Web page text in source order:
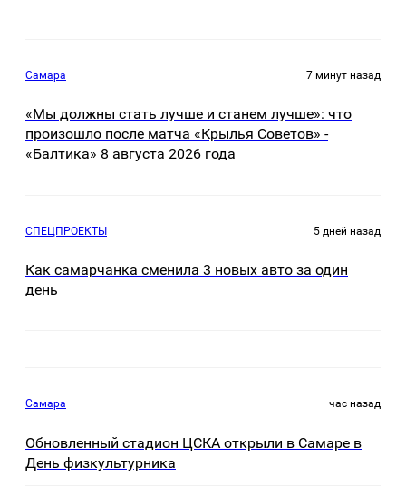
Самара 7 минут назад
«Мы должны стать лучше и станем лучше»: что
произошло после матча «Крылья Советов» -
«Балтика» 8 августа 2026 года
СПЕЦПРОЕКТЫ 5 дней назад
Как самарчанка сменила 3 новых авто за один
день
Самара час назад
Обновленный стадион ЦСКА открыли в Самаре в
День физкультурника